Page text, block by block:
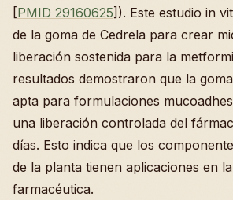
[PMID 29160625]). Este estudio in
de la goma de Cedrela para crear
liberación sostenida para la
resultados demostraron que la
apta para formulaciones
una liberación controlada del
días. Esto indica que los
de la planta tienen aplicaciones en
farmacéutica.